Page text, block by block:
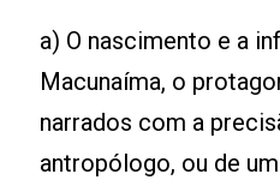
a) O nascimento e a
Macunaíma, o
narrados com a
antropólogo, ou de